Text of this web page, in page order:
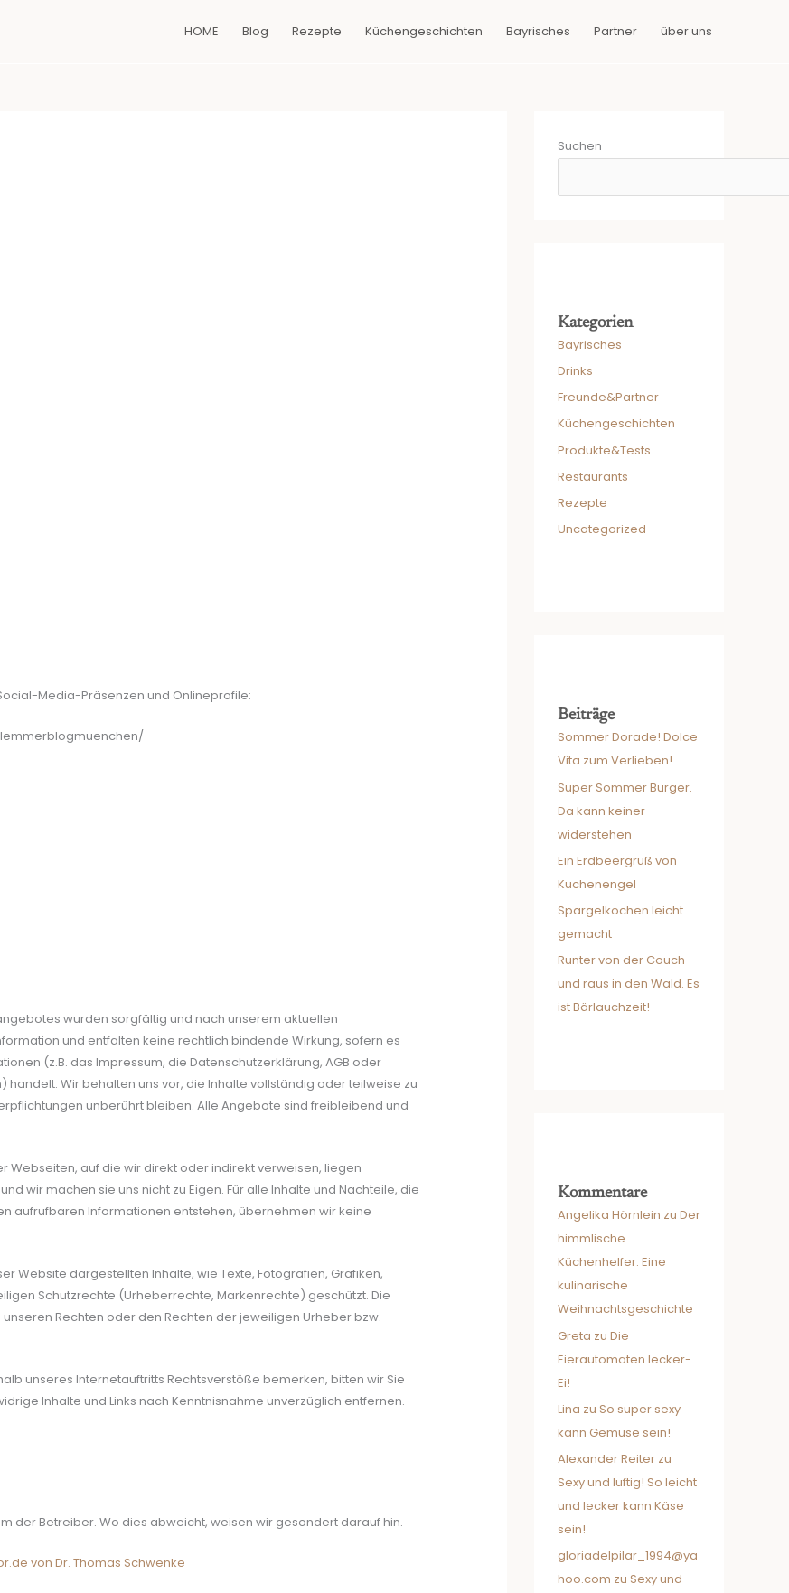
HOME Blog Rezepte Küchengeschichten Bayrisches Partner über uns
Media-Präsenzen und Onlineprofile:
wurden sorgfältig und nach unserem aktuellen
und entfalten keine rechtlich bindende Wirkung, sofern es
(z.B. das Impressum, die Datenschutzerklärung, AGB oder
Wir behalten uns vor, die Inhalte vollständig oder teilweise zu
unberührt bleiben. Alle Angebote sind freibleibend und
Webseiten, auf die wir direkt oder indirekt verweisen, liegen
wir machen sie uns nicht zu Eigen. Für alle Inhalte und Nachteile, die
aufrufbaren Informationen entstehen, übernehmen wir keine
Website dargestellten Inhalte, wie Texte, Fotografien, Grafiken,
Schutzrechte (Urheberrechte, Markenrechte) geschützt. Die
Rechten oder den Rechten der jeweiligen Urheber bzw.
unseres Internetauftritts Rechtsverstöße bemerken, bitten wir Sie
Inhalte und Links nach Kenntnisnahme unverzüglich entfernen.
der Betreiber. Wo dies abweicht, weisen wir gesondert darauf hin.
von Dr. Thomas Schwenke
Suchen
Kategorien
Bayrisches
Drinks
Freunde&Partner
Küchengeschichten
Produkte&Tests
Restaurants
Rezepte
Uncategorized
Beiträge
Sommer Dorade! Dolce
Vita zum Verlieben!
Super Sommer Burger.
Da kann keiner
widerstehen
Ein Erdbeergruß von
Kuchenengel
Spargelkochen leicht
gemacht
Runter von der Couch
und raus in den Wald. Es
ist Bärlauchzeit!
Kommentare
Angelika Hörnlein zu Der
himmlische
Küchenhelfer. Eine
kulinarische
Weihnachtsgeschichte
Greta zu Die
Eierautomaten lecker-
Ei!
Lina zu So super sexy
kann Gemüse sein!
Alexander Reiter zu
Sexy und luftig! So leicht
und lecker kann Käse
sein!
gloriadelpilar_1994@ya
hoo.com zu Sexy und